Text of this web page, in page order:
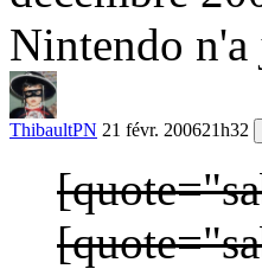
Nintendo
ThibaultPN 21 févr. 200621h32